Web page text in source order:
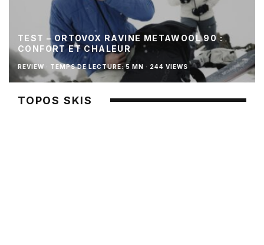
TEST – ORTOVOX RAVINE METAWOOL 90 :
CONFORT ET CHALEUR
REVIEW · TEMPS DE LECTURE: 5 MN · 244 VIEWS
TOPOS SKIS